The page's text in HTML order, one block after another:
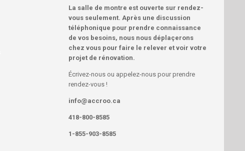
La salle de montre est ouverte sur rendez-
vous seulement. Après une discussion
téléphonique pour prendre connaissance
de vos besoins, nous nous déplaçerons
chez vous pour faire le relever et voir votre
projet de rénovation.
Écrivez-nous ou appelez-nous pour prendre
rendez-vous !
info@accroo.ca
418-800-8585
1-855-903-8585